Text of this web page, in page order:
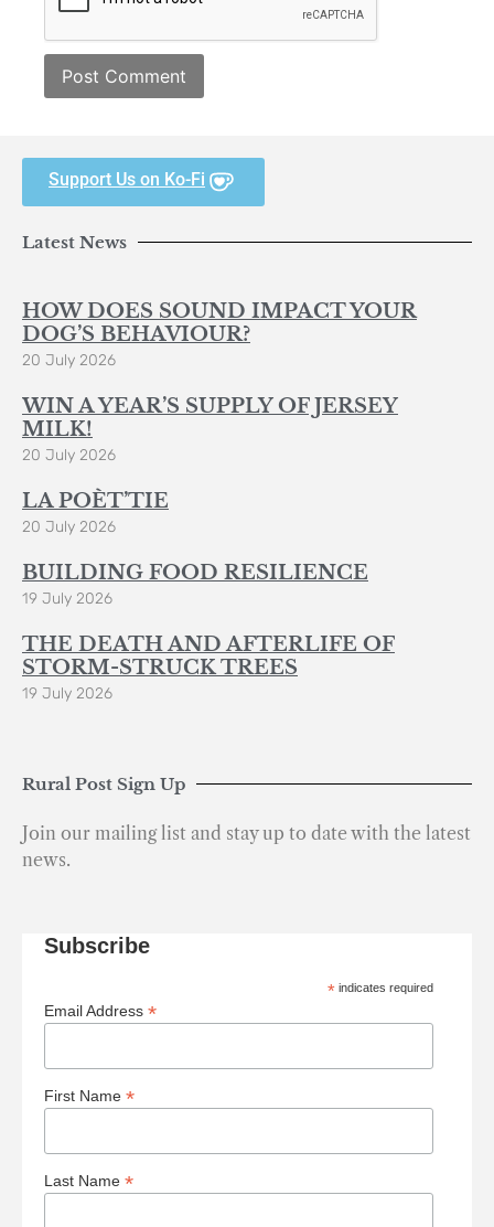
Support Us on Ko-Fi
Latest News
HOW DOES SOUND IMPACT YOUR
DOG’S BEHAVIOUR?
20 July 2026
WIN A YEAR’S SUPPLY OF JERSEY
MILK!
20 July 2026
LA POÈT’TIE
20 July 2026
BUILDING FOOD RESILIENCE
19 July 2026
THE DEATH AND AFTERLIFE OF
STORM-STRUCK TREES
19 July 2026
Rural Post Sign Up
Join our mailing list and stay up to date with the latest
news.
Subscribe
* indicates required
Email Address *
First Name *
Last Name *